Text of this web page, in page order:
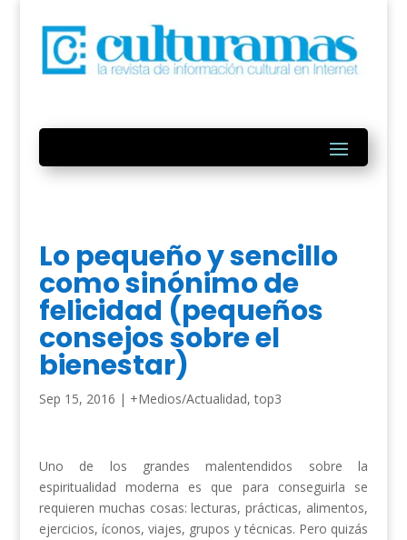
Lo pequeño y sencillo
como sinónimo de
felicidad (pequeños
consejos sobre el
bienestar)
Sep 15, 2016 | +Medios/Actualidad,top3
Uno de los grandes malentendidos sobre la
espiritualidad moderna es que para conseguirla se
requieren muchas cosas: lecturas, prácticas, alimentos,
ejercicios, íconos, viajes, grupos y técnicas. Pero quizás